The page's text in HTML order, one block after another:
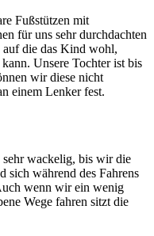
Fußstützen mit
für uns sehr durchdachten
auf die das Kind wohl,
Unsere Tochter ist bis
wir diese nicht
einem Lenker fest.
wackelig, bis wir die
sich während des Fahrens
wenn wir ein wenig
Wege fahren sitzt die